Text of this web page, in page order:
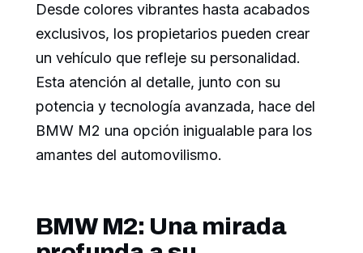
Desde colores vibrantes hasta acabados
exclusivos, los propietarios pueden crear
un vehículo que refleje su personalidad.
Esta atención al detalle, junto con su
potencia y tecnología avanzada, hace del
BMW M2 una opción inigualable para los
amantes del automovilismo.
BMW M2: Una mirada